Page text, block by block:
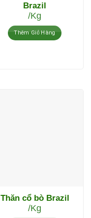
Brazil
/Kg
Thêm Giỏ Hàng
Thăn cổ bò Brazil
/Kg